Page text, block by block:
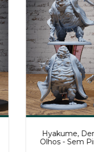
Hyakume,
Olhos - Sem